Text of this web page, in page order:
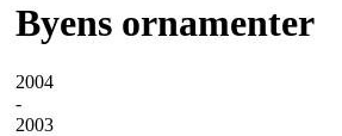
Byens ornamenter
2004
-
2003